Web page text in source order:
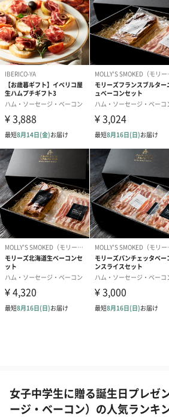
女子中学生に贈る誕生日プレゼ
ージ・ベーコン）の人気ランキ